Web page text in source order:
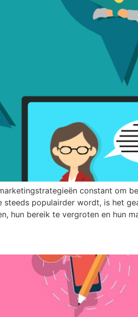
constant om
populairder wordt, is het
hun bereik te vergroten en hun